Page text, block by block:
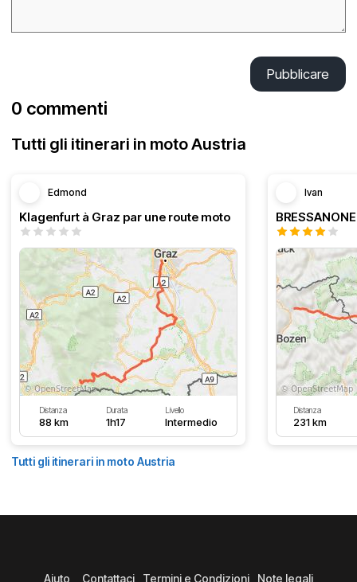
Pubblicare
0 commenti
Tutti gli itinerari in moto Austria
Edmond
Klagenfurt à Graz par une route moto
Distanza
88 km
Durata
1h17
Livello
Intermedio
Ivan
Distanza
231 km
Tutti gli itinerari in moto Austria
Aiuto Contattaci Termini e Condizioni Note legali